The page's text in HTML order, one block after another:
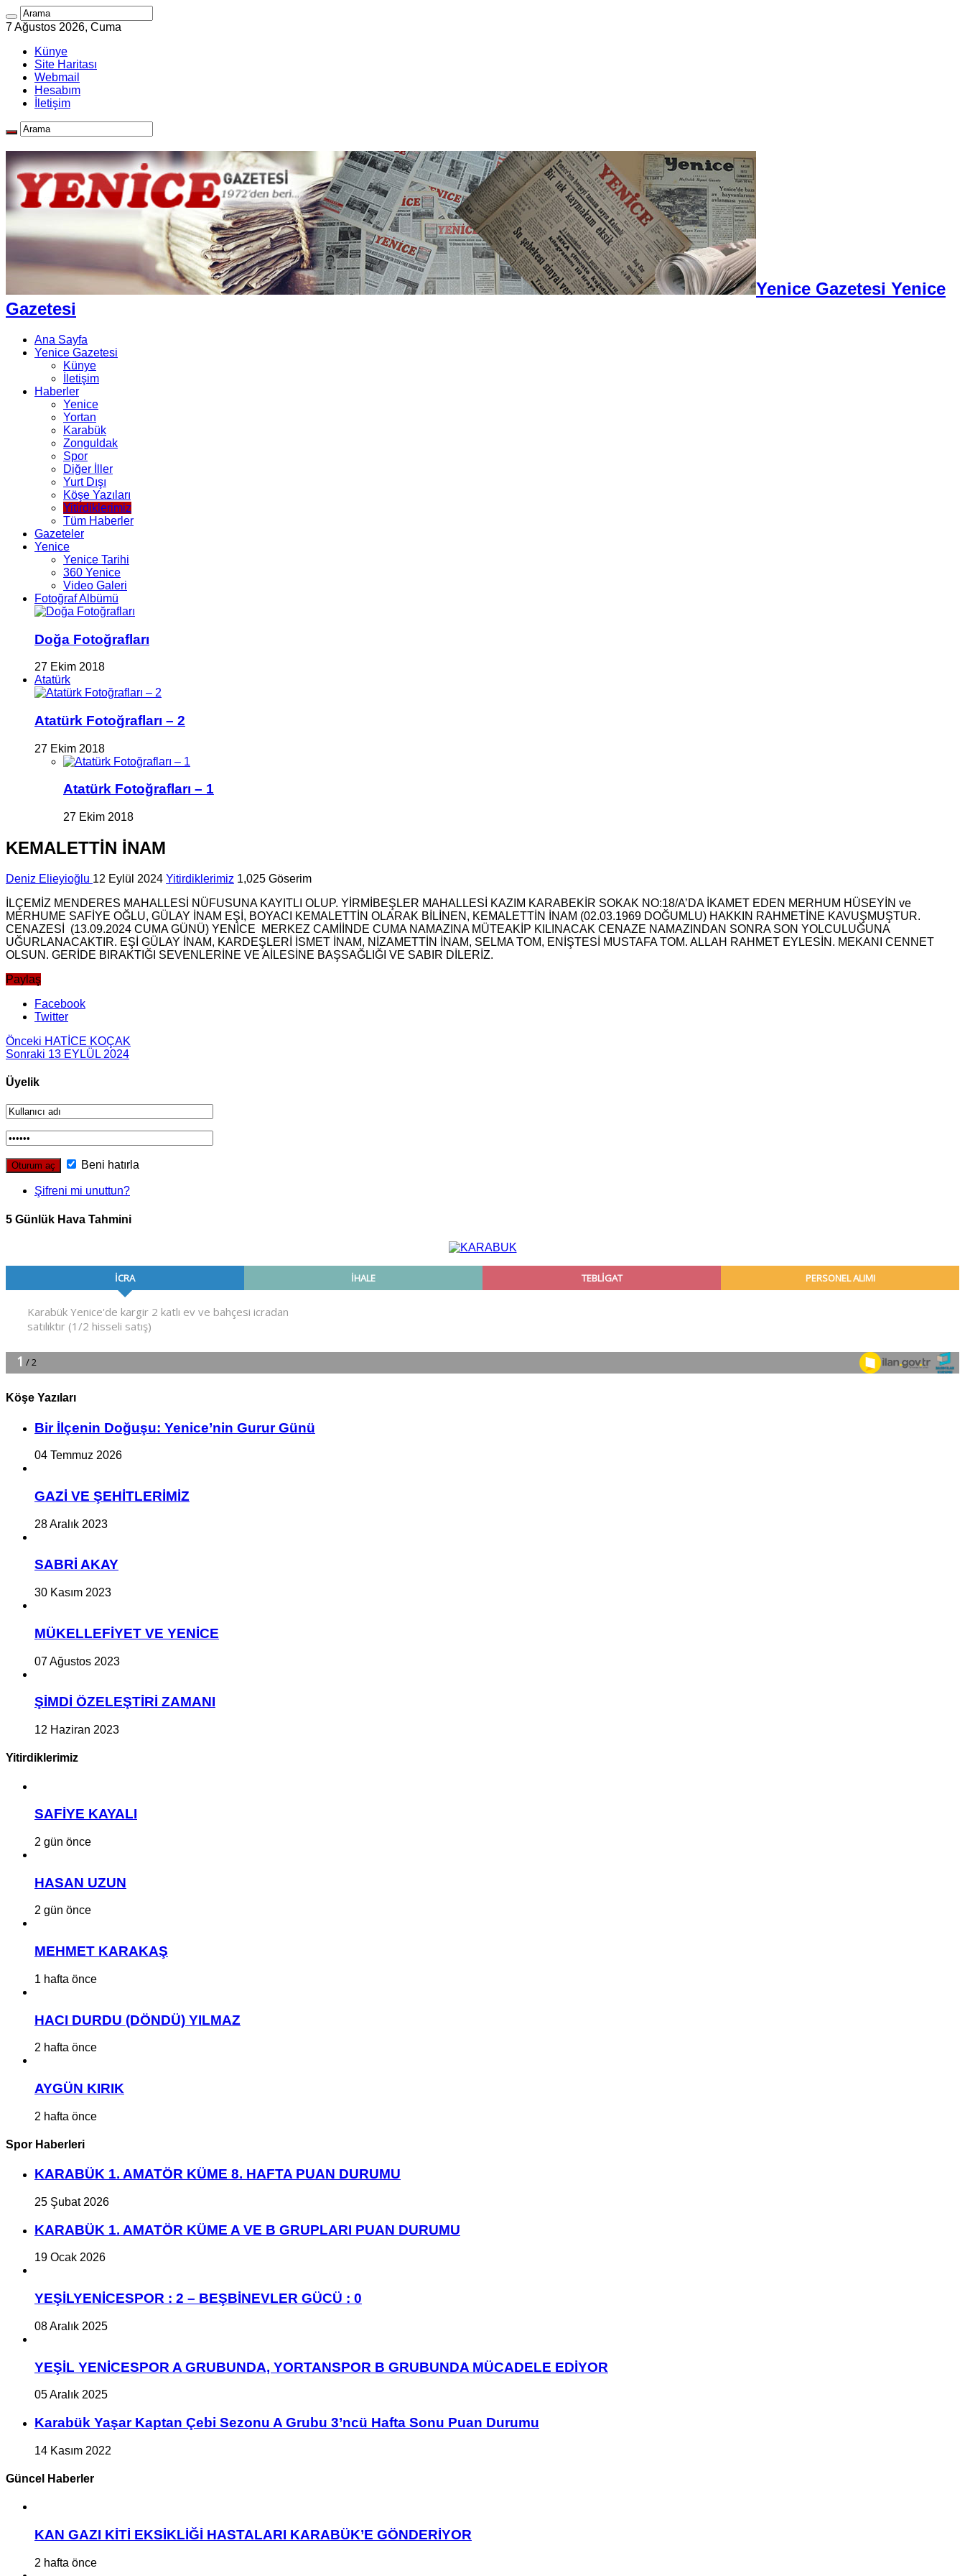
7 Ağustos 2026, Cuma
Künye
Site Haritası
Webmail
Hesabım
İletişim
Yenice Gazetesi Yenice
Gazetesi
Ana Sayfa
Yenice Gazetesi
Künye
İletişim
Haberler
Yenice
Yortan
Karabük
Zonguldak
Spor
Diğer İller
Yurt Dışı
Köşe Yazıları
Yitirdiklerimiz
Tüm Haberler
Gazeteler
Yenice
Yenice Tarihi
360 Yenice
Video Galeri
Fotoğraf Albümü
Doğa Fotoğrafları
27 Ekim 2018
Atatürk
Atatürk Fotoğrafları – 2
27 Ekim 2018
Atatürk Fotoğrafları – 1
27 Ekim 2018
KEMALETTİN İNAM
Deniz Elieyioğlu 12 Eylül 2024 Yitirdiklerimiz 1,025 Göserim
İLÇEMİZ MENDERES MAHALLESİ NÜFUSUNA KAYITLI OLUP. YİRMİBEŞLER MAHALLESİ KAZIM KARABEKİR SOKAK NO:18/A’DA İKAMET EDEN MERHUM HÜSEYİN ve
MERHUME SAFİYE OĞLU, GÜLAY İNAM EŞİ, BOYACI KEMALETTİN OLARAK BİLİNEN, KEMALETTİN İNAM (02.03.1969 DOĞUMLU) HAKKIN RAHMETİNE KAVUŞMUŞTUR.
CENAZESİ (13.09.2024 CUMA GÜNÜ) YENİCE MERKEZ CAMİİNDE CUMA NAMAZINA MÜTEAKİP KILINACAK CENAZE NAMAZINDAN SONRA SON YOLCULUĞUNA
UĞURLANACAKTIR. EŞİ GÜLAY İNAM, KARDEŞLERİ İSMET İNAM, NİZAMETTİN İNAM, SELMA TOM, ENİŞTESİ MUSTAFA TOM. ALLAH RAHMET EYLESİN. MEKANI CENNET
OLSUN. GERİDE BIRAKTIĞI SEVENLERİNE VE AİLESİNE BAŞSAĞLIĞI VE SABIR DİLERİZ.
Paylaş
Facebook
Twitter
Önceki HATİCE KOÇAK
Sonraki 13 EYLÜL 2024
Üyelik
Beni hatırla
Şifreni mi unuttun?
5 Günlük Hava Tahmini
Köşe Yazıları
Bir İlçe­nin Do­ğu­şu: Ye­ni­ce’nin Gurur Günü
04 Temmuz 2026
GAZİ VE ŞEHİTLERİMİZ
28 Aralık 2023
SABRİ AKAY
30 Kasım 2023
MÜKELLEFİYET VE YENİCE
07 Ağustos 2023
ŞİMDİ ÖZELEŞTİRİ ZAMANI
12 Haziran 2023
Yitirdiklerimiz
SAFİYE KAYALI
2 gün önce
HASAN UZUN
2 gün önce
MEHMET KARAKAŞ
1 hafta önce
HACI DURDU (DÖNDÜ) YILMAZ
2 hafta önce
AYGÜN KIRIK
2 hafta önce
Spor Haberleri
KARABÜK 1. AMATÖR KÜME 8. HAFTA PUAN DURUMU
25 Şubat 2026
KARABÜK 1. AMATÖR KÜME A VE B GRUPLARI PUAN DURUMU
19 Ocak 2026
YEŞİLYENİCESPOR : 2 – BEŞBİNEVLER GÜCÜ : 0
08 Aralık 2025
YEŞİL YENİCESPOR A GRUBUNDA, YORTANSPOR B GRUBUNDA MÜCADELE EDİYOR
05 Aralık 2025
Karabük Yaşar Kaptan Çebi Sezonu A Grubu 3’ncü Hafta Sonu Puan Durumu
14 Kasım 2022
Güncel Haberler
KAN GAZI KİTİ EKSİKLİĞİ HASTALARI KARABÜK’E GÖNDERİYOR
2 hafta önce